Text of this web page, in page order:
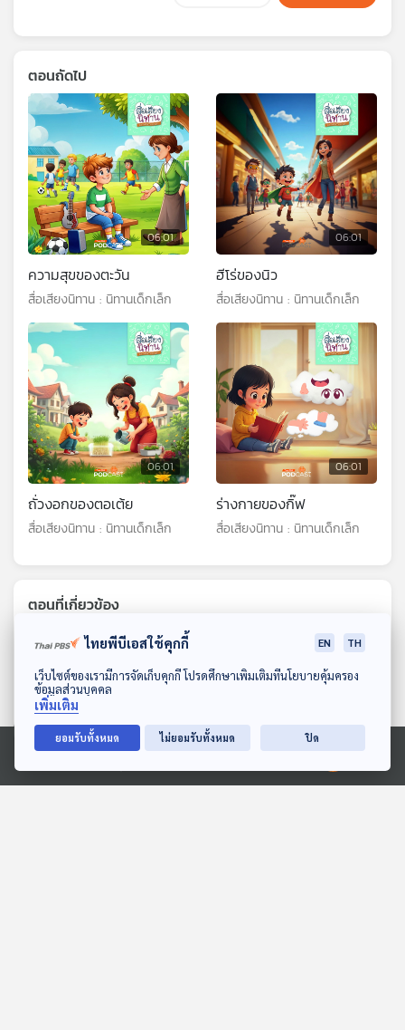
ดาวน์โหลด Thai PBS Podcast Application
Ⓒ 2020 องค์การกระจายเสียงและแพร่ภาพสาธารณะแห่งประเทศไทย
ตอนถัดไป
06:01
ความสุขของตะวัน
สื่อเสียงนิทาน : นิทานเด็กเล็ก
06:01
ฮีโร่ของนิว
สื่อเสียงนิทาน : นิทานเด็กเล็ก
06:01
ถั่วงอกของตอเต้ย
สื่อเสียงนิทาน : นิทานเด็กเล็ก
06:01
ร่างกายของกิ๊ฟ
สื่อเสียงนิทาน : นิทานเด็กเล็ก
ตอนที่เกี่ยวข้อง
ไทยพีบีเอสใช้คุกกี้ EN TH
เว็บไซต์ของเรามีการจัดเก็บคุกกี้ โปรดศึกษาเพิ่มเติมที่นโยบายคุ้มครอง
ข้อมูลส่วนบุคคล
เพิ่มเติม
ยอมรับทั้งหมด ไม่ยอมรับทั้งหมด ปิด